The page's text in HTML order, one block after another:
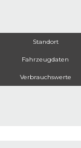
Standort
Fahrzeugdaten
Verbrauchswerte